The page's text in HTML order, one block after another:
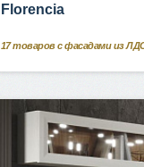
Florencia
17 товаров с фасадами из